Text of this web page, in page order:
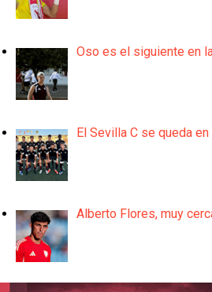
Oso es el siguiente en
El Sevilla C se queda
Alberto Flores, muy